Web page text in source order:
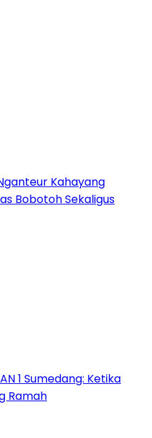
Kahayang
Bobotoh Sekaligus
1 Sumedang: Ketika
Ramah